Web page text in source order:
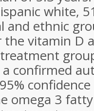
white,
and ethnic
the vitamin D
confirmed
omega 3